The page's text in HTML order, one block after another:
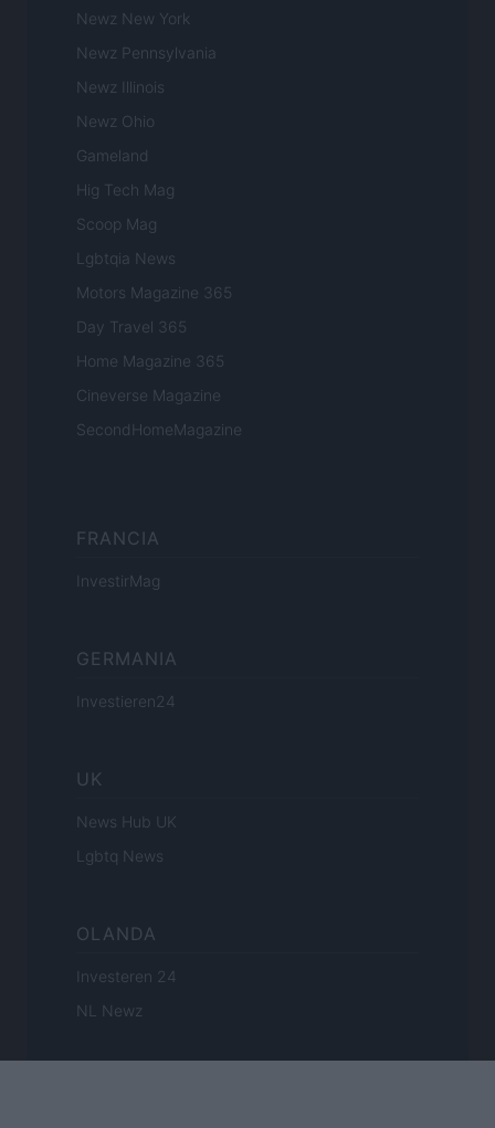
Newz New York
Newz Pennsylvania
Newz Illinois
Newz Ohio
Gameland
Hig Tech Mag
Scoop Mag
Lgbtqia News
Motors Magazine 365
Day Travel 365
Home Magazine 365
Cineverse Magazine
SecondHomeMagazine
FRANCIA
InvestirMag
GERMANIA
Investieren24
UK
News Hub UK
Lgbtq News
OLANDA
Investeren 24
NL Newz